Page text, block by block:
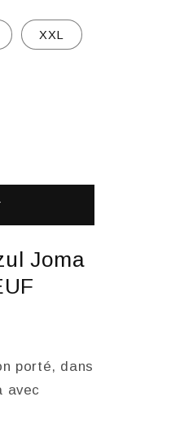
XXL
Joma
porté, dans
avec